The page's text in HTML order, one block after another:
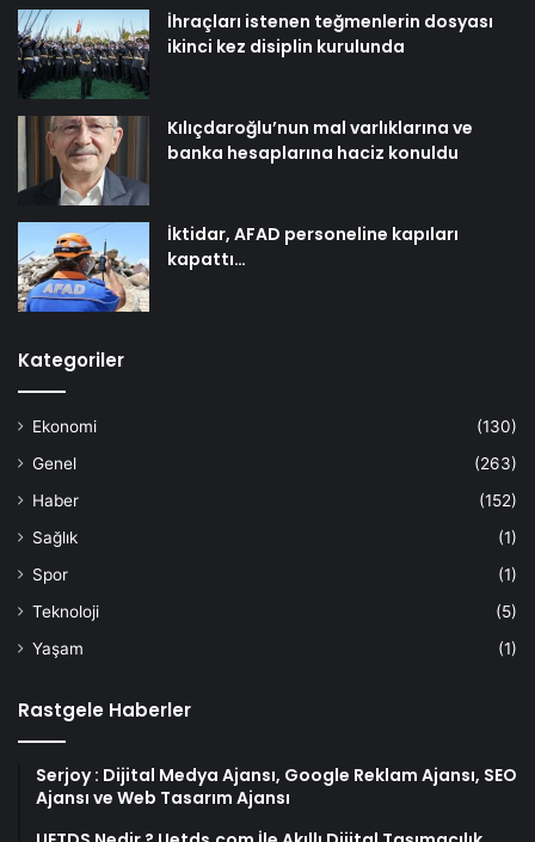
İhraçları istenen teğmenlerin dosyası
ikinci kez disiplin kurulunda
Kılıçdaroğlu’nun mal varlıklarına ve
banka hesaplarına haciz konuldu
İktidar, AFAD personeline kapıları
kapattı…
Kategoriler
Ekonomi
(130)
Genel
(263)
Haber
(152)
Sağlık
(1)
Spor
(1)
Teknoloji
(5)
Yaşam
(1)
Rastgele Haberler
Serjoy : Dijital Medya Ajansı, Google Reklam Ajansı, SEO
Ajansı ve Web Tasarım Ajansı